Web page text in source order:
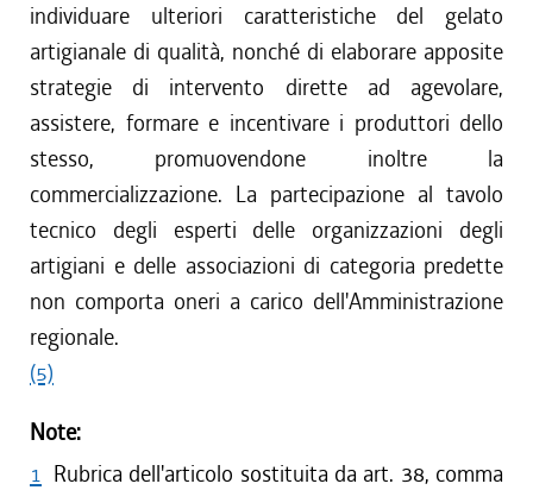
individuare ulteriori caratteristiche del gelato
artigianale di qualità, nonché di elaborare apposite
strategie di intervento dirette ad agevolare,
assistere, formare e incentivare i produttori dello
stesso, promuovendone inoltre la
commercializzazione. La partecipazione al tavolo
tecnico degli esperti delle organizzazioni degli
artigiani e delle associazioni di categoria predette
non comporta oneri a carico dell'Amministrazione
regionale.
(5)
Note:
1 Rubrica dell'articolo sostituita da art. 38, comma